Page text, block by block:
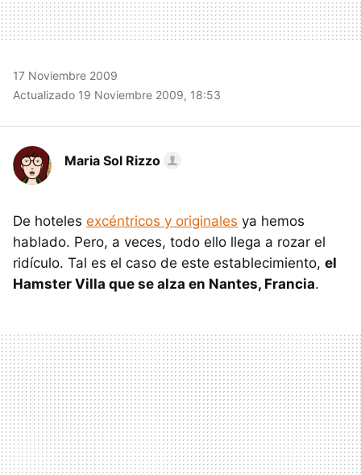
17 Noviembre 2009
Actualizado 19 Noviembre 2009, 18:53
Maria Sol Rizzo
De hoteles excéntricos y originales ya hemos
hablado. Pero, a veces, todo ello llega a rozar el
ridículo. Tal es el caso de este establecimiento, el
Hamster Villa que se alza en Nantes, Francia.